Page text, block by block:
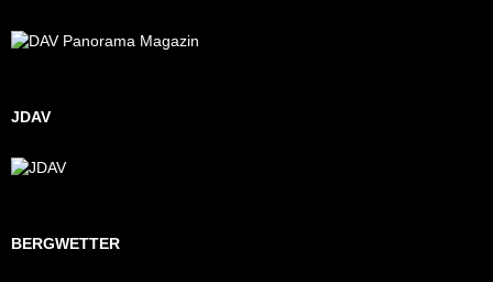
JDAV
BERGWETTER